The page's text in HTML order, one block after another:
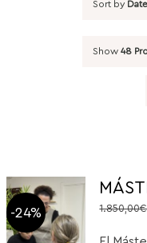
Sort by Date
Show 48
-24% 1.850,00€